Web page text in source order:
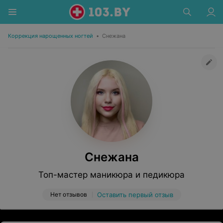
Коррекция нарощенных ногтей • Снежана
Снежана
Топ-мастер маникюра и педикюра
Нет отзывов Оставить первый отзыв